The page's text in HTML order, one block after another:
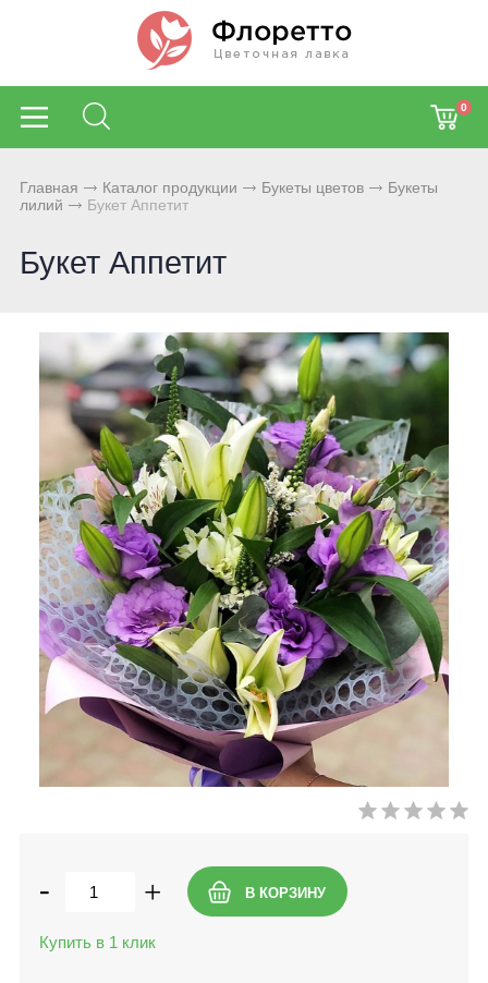
0
Главная Каталог продукции Букеты цветов
Букеты
лилий
Букет Аппетит
Букет Аппетит
- +
Купить в 1 клик